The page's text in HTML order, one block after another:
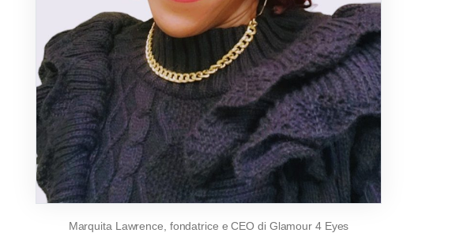
Marquita Lawrence, fondatrice e CEO di Glamour 4 Eyes